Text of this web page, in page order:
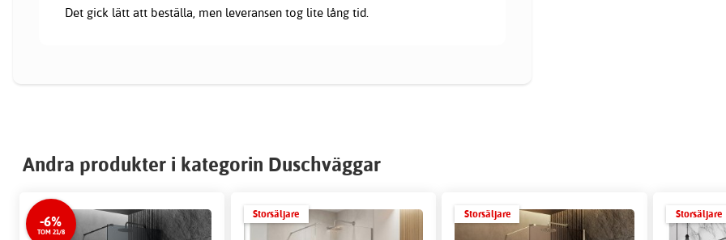
Det gick lätt att beställa, men leveransen tog lite lång tid.
Andra produkter i kategorin Duschväggar
-6%
TOM 21/8
Storsäljare Storsäljare Storsäljare